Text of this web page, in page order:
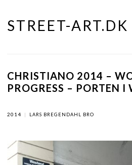
Skip
STREET-ART.DK
CHRISTIANO 2014 –
PROGRESS – PORTEN I
2014 | LARS BREGENDAHL BRO